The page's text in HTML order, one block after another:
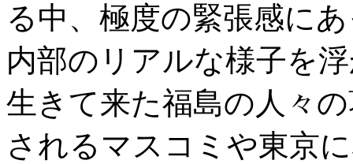
る中、極度の緊張感に
内部のリアルな様子を
生きて来た福島の人々
されるマスコミや東京